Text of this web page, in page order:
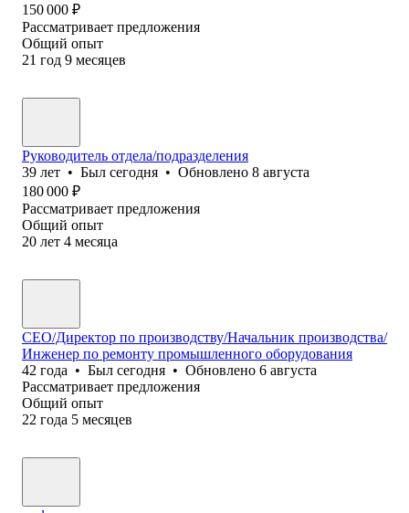
150 000 ₽
Рассматривает предложения
Общий опыт
21 год 9 месяцев
Руководитель отдела/подразделения
39 лет • Был сегодня • Обновлено 8 августа
180 000 ₽
Рассматривает предложения
Общий опыт
20 лет 4 месяца
СЕО/Директор по производству/Начальник производства/
Инженер по ремонту промышленного оборудования
42 года • Был сегодня • Обновлено 6 августа
Рассматривает предложения
Общий опыт
22 года 5 месяцев